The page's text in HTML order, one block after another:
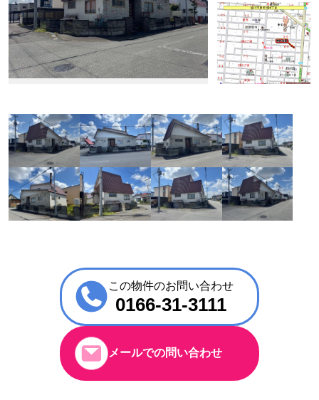
この物件のお問い合わせ
0166-31-3111
メールでの問い合わせ